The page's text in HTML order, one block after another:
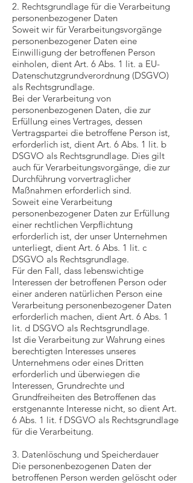
2. Rechtsgrundlage für die Verarbeitung
personenbezogener Daten
Soweit wir für Verarbeitungsvorgänge
personenbezogener Daten eine
Einwilligung der betroffenen Person
einholen, dient Art. 6 Abs. 1 lit. a EU-
Datenschutzgrundverordnung (DSGVO)
als Rechtsgrundlage.
Bei der Verarbeitung von
personenbezogenen Daten, die zur
Erfüllung eines Vertrages, dessen
Vertragspartei die betroffene Person ist,
erforderlich ist, dient Art. 6 Abs. 1 lit. b
DSGVO als Rechtsgrundlage. Dies gilt
auch für Verarbeitungsvorgänge, die zur
Durchführung vorvertraglicher
Maßnahmen erforderlich sind.
Soweit eine Verarbeitung
personenbezogener Daten zur Erfüllung
einer rechtlichen Verpflichtung
erforderlich ist, der unser Unternehmen
unterliegt, dient Art. 6 Abs. 1 lit. c
DSGVO als Rechtsgrundlage.
Für den Fall, dass lebenswichtige
Interessen der betroffenen Person oder
einer anderen natürlichen Person eine
Verarbeitung personenbezogener Daten
erforderlich machen, dient Art. 6 Abs. 1
lit. d DSGVO als Rechtsgrundlage.
Ist die Verarbeitung zur Wahrung eines
berechtigten Interesses unseres
Unternehmens oder eines Dritten
erforderlich und überwiegen die
Interessen, Grundrechte und
Grundfreiheiten des Betroffenen das
erstgenannte Interesse nicht, so dient Art.
6 Abs. 1 lit. f DSGVO als Rechtsgrundlage
für die Verarbeitung.
3. Datenlöschung und Speicherdauer
Die personenbezogenen Daten der
betroffenen Person werden gelöscht oder